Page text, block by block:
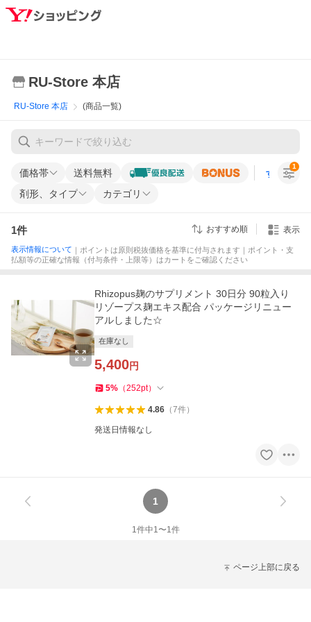
RU-Store 本店
RU-Store 本店 (商品一覧)
価格帯 送料無料 すべての条
剤形、タイプ カテゴリ
1
1件 おすすめ順 表示
表示情報について ｜ポイントは原則税抜価格を基準に付与されます｜ポイント・支
払額等の正確な情報（付与条件・上限等）はカートをご確認ください
Rhizopus麹のサプリメント 30日分 90粒入り
リゾープス麹エキス配合 パッケージリニュー
アルしました☆
在庫なし
5,400円
5% （252pt）
4.86（7件）
発送日情報なし
1
1件中1〜1件
ページ上部に戻る